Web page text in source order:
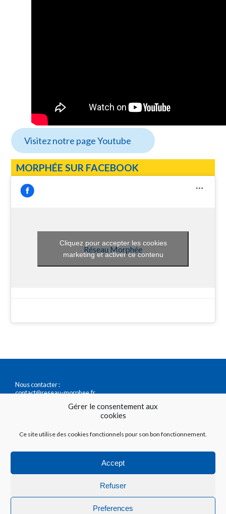
Gérer le consentement aux
cookies
Ce site utilise des cookies fonctionnels pour son bon fonctionnement.
Accept
Refuser
Preferences
Visitez notre page Youtube
MORPHÉE SUR FACEBOOK
Réseau Morphée
Cliquez pour accepter les cookies
marketing et activer ce contenu
Nous contacter :
contact@reseau-morphee.fr
Accéder à nos questionnaires du sommeil :
https://questionnaire.reseau-morphee.fr/
le Réseau Morphée peut vous apporter